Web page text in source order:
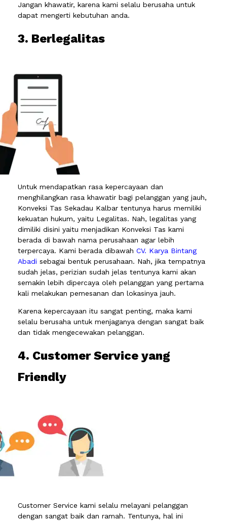
Jangan khawatir, karena kami selalu berusaha untuk
dapat mengerti kebutuhan anda.
3. Berlegalitas
Untuk mendapatkan rasa kepercayaan dan
menghilangkan rasa khawatir bagi pelanggan yang jauh,
Konveksi Tas Sekadau Kalbar tentunya harus memiliki
kekuatan hukum, yaitu Legalitas. Nah, legalitas yang
dimiliki disini yaitu menjadikan Konveksi Tas kami
berada di bawah nama perusahaan agar lebih
terpercaya. Kami berada dibawah CV. Karya Bintang
Abadi sebagai bentuk perusahaan. Nah, jika tempatnya
sudah jelas, perizian sudah jelas tentunya kami akan
semakin lebih dipercaya oleh pelanggan yang pertama
kali melakukan pemesanan dan lokasinya jauh.
Karena kepercayaan itu sangat penting, maka kami
selalu berusaha untuk menjaganya dengan sangat baik
dan tidak mengecewakan pelanggan.
4. Customer Service yang
Friendly
Customer Service kami selalu melayani pelanggan
dengan sangat baik dan ramah. Tentunya, hal ini